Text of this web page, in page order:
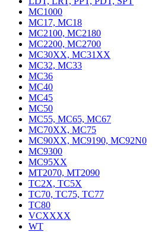
MC1000
MC17, MC18
MC2100, MC2180
MC2200, MC2700
MC30XX, MC31XX
MC32, MC33
MC36
MC40
MC45
MC50
MC55, MC65, MC67
MC70XX, MC75
MC90XX, MC9190, MC92N0
MC9300
MC95XX
MT2070, MT2090
TC2X, TC5X
TC70, TC75, TC77
TC80
VCXXXX
WT